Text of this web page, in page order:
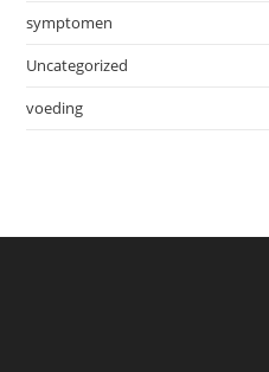
symptomen
Uncategorized
voeding